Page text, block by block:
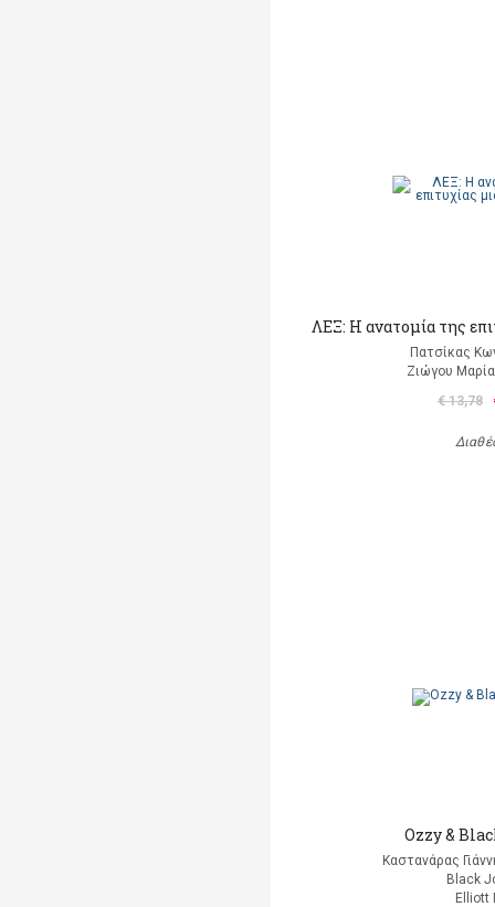
ΛΕΞ: Η ανατομία της
Πατσίκας
Ζιώγου
€ 13,78
Ozzy &
Καστανάρας
Black
Elliott